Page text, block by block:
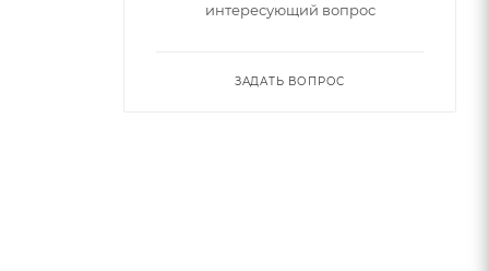
интересующий вопрос
ЗАДАТЬ ВОПРОС